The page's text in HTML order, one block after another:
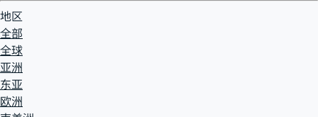
地区
全部
全球
亚洲
东亚
欧洲